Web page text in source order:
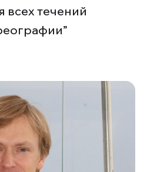
всех течений